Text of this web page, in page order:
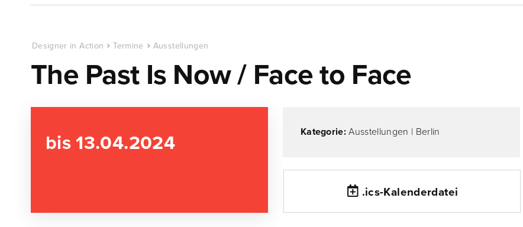
Designer in Action Termine Ausstellungen
The Past Is Now / Face to Face
bis 13.04.2024 Kategorie:Ausstellungen | Berlin
.ics-Kalenderdatei